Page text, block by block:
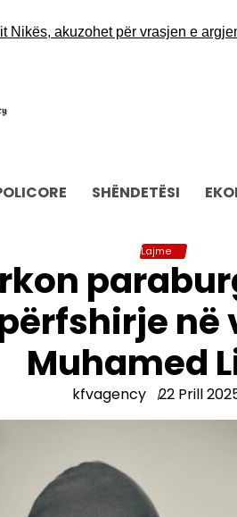
akuzohet për vrasjen e
SHËNDETËSI
Lajme
në
Muhamed
kfvagency 22 Prill